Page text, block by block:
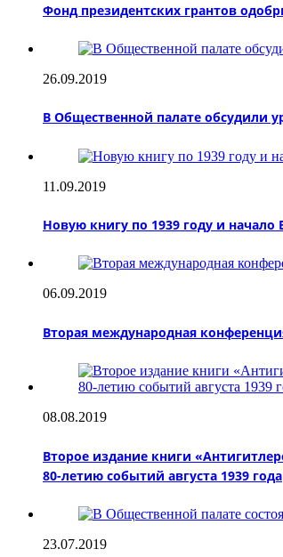
Фонд президентских грантов
26.09.2019
В Общественной палате обсудили
11.09.2019
Новую книгу по 1939 году и
06.09.2019
Вторая международная
08.08.2019
Второе издание книги
80-летию событий августа 1939 года
23.07.2019